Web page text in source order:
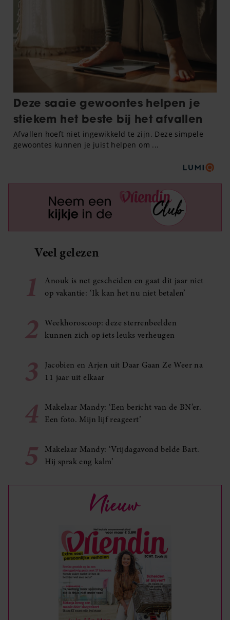
Veel gelezen
1
Anouk is net gescheiden en gaat dit jaar niet
op vakantie: ‘Ik kan het nu niet betalen’
2
Weekhoroscoop: deze sterrenbeelden
kunnen zich op iets leuks verheugen
3
Jacobien en Arjen uit Daar Gaan Ze Weer na
11 jaar uit elkaar
4
Makelaar Mandy: ‘Een bericht van de BN’er.
Een foto. Mijn lijf reageert’
5
Makelaar Mandy: ‘Vrijdagavond belde Bart.
Hij sprak eng kalm’
Nieuw